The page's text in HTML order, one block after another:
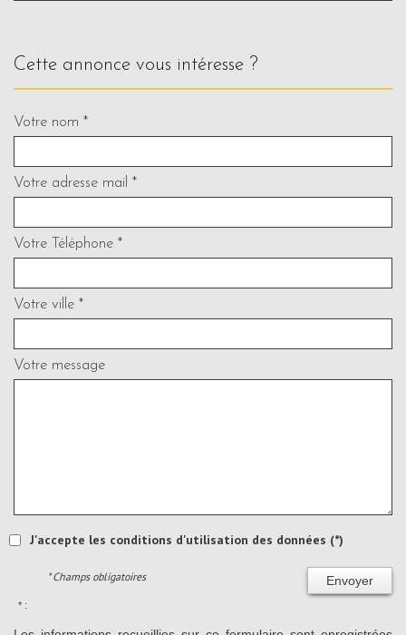
cette annonce vous intéresse ?
Votre nom *
Votre adresse mail *
Votre Téléphone *
Votre ville *
Votre message
J'accepte les conditions d'utilisation des données (*)
Envoyer
* Champs obligatoires
* :